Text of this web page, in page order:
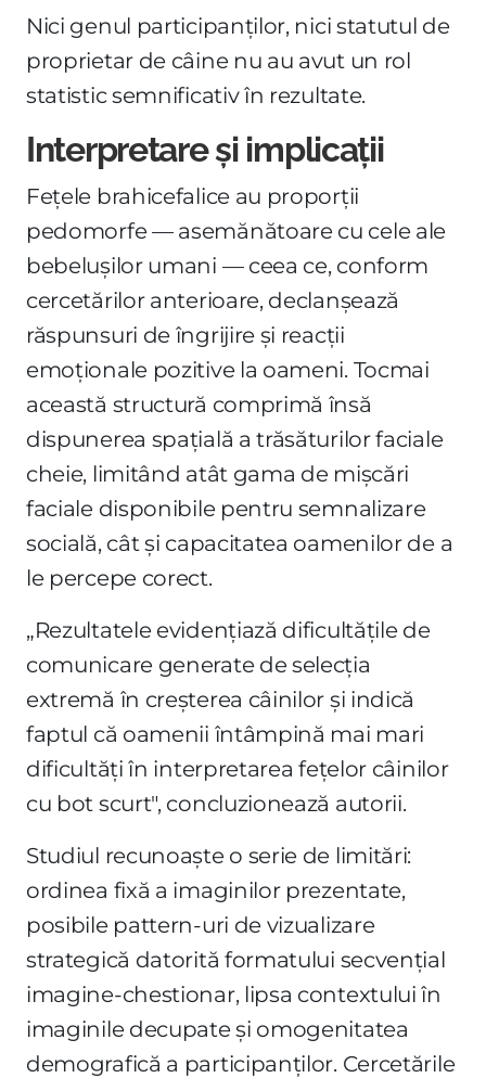
Nici genul participanților, nici statutul de
proprietar de câine nu au avut un rol
statistic semnificativ în rezultate.
Interpretare și implicații
Fețele brahicefalice au proporții
pedomorfe — asemănătoare cu cele ale
bebelușilor umani — ceea ce, conform
cercetărilor anterioare, declanșează
răspunsuri de îngrijire și reacții
emoționale pozitive la oameni. Tocmai
această structură comprimă însă
dispunerea spațială a trăsăturilor faciale
cheie, limitând atât gama de mișcări
faciale disponibile pentru semnalizare
socială, cât și capacitatea oamenilor de a
le percepe corect.
„Rezultatele evidențiază dificultățile de
comunicare generate de selecția
extremă în creșterea câinilor și indică
faptul că oamenii întâmpină mai mari
dificultăți în interpretarea fețelor câinilor
cu bot scurt", concluzionează autorii.
Studiul recunoaște o serie de limitări:
ordinea fixă a imaginilor prezentate,
posibile pattern-uri de vizualizare
strategică datorită formatului secvențial
imagine-chestionar, lipsa contextului în
imaginile decupate și omogenitatea
demografică a participanților. Cercetările